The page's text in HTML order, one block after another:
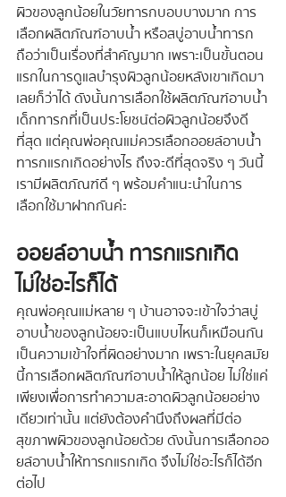
ผิวของลูกน้อยในวัยทารกบอบบางมาก การ
เลือกผลิตภัณฑ์อาบน้ำ หรือสบู่อาบน้ำทารก
ถือว่าเป็นเรื่องที่สำคัญมาก เพราะเป็นขั้นตอน
แรกในการดูแลบำรุงผิวลูกน้อยหลังเขาเกิดมา
เลยก็ว่าได้ ดังนั้นการเลือกใช้ผลิตภัณฑ์อาบน้ำ
เด็กทารกที่เป็นประโยชน์ต่อผิวลูกน้อยจึงดี
ที่สุด แต่คุณพ่อคุณแม่ควรเลือกออยล์อาบน้ำ
ทารกแรกเกิดอย่างไร ถึงจะดีที่สุดจริง ๆ วันนี้
เรามีผลิตภัณฑ์ดี ๆ พร้อมคำแนะนำในการ
เลือกใช้มาฝากกันค่ะ
ออยล์อาบน้ำ ทารกแรกเกิด
ไม่ใช่อะไรก็ได้
คุณพ่อคุณแม่หลาย ๆ บ้านอาจจะเข้าใจว่าสบู่
อาบน้ำของลูกน้อยจะเป็นแบบไหนก็เหมือนกัน
เป็นความเข้าใจที่ผิดอย่างมาก เพราะในยุคสมัย
นี้การเลือกผลิตภัณฑ์อาบน้ำให้ลูกน้อย ไม่ใช่แค่
เพียงเพื่อการทำความสะอาดผิวลูกน้อยอย่าง
เดียวเท่านั้น แต่ยังต้องคำนึงถึงผลที่มีต่อ
สุขภาพผิวของลูกน้อยด้วย ดังนั้นการเลือกออ
ยล์อาบน้ำให้ทารกแรกเกิด จึงไม่ใช่อะไรก็ได้อีก
ต่อไป